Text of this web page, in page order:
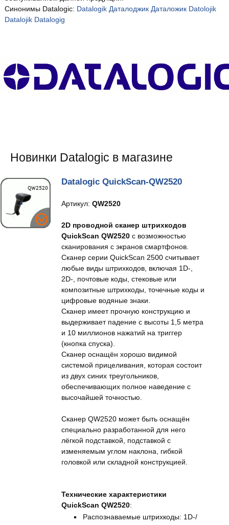
Синонимы Datalogic: Datalogik Даталоджик Даталожик Datolojik
Datalojik Datalogig
Новинки Datalogic в магазине
Datalogic QuickScan-QW2520
Артикул: QW2520
2D проводной сканер штрихкодов
QuickScan QW2520 с возможностью
сканирования с экранов смартфонов.
Сканер серии QuickScan 2500 считывает
любые виды штрихкодов, включая 1D-,
2D-, почтовые коды, стековые или
композитные штрихкоды, точечные коды и
цифровые водяные знаки.
Сканер имеет прочную конструкцию и
выдерживает падение с высоты 1,5 метра
и 10 миллионов нажатий на триггер
(кнопка спуска).
Сканер оснащён хорошо видимой
системой прицеливания, которая состоит
из двух синих треугольников,
обеспечивающих полное наведение с
высочайшей точностью.
Сканер QW2520 может быть оснащён
специально разработанной для него
лёгкой подставкой, подставкой с
изменяемым углом наклона, гибкой
головкой или складной конструкцией.
Технические характеристики
QuickScan QW2520:
Распознаваемые штрихкоды: 1D-/